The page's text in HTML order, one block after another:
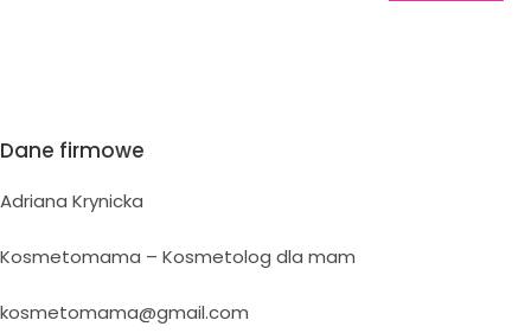
Dane firmowe
Adriana Krynicka
Kosmetomama – Kosmetolog dla mam
kosmetomama@gmail.com